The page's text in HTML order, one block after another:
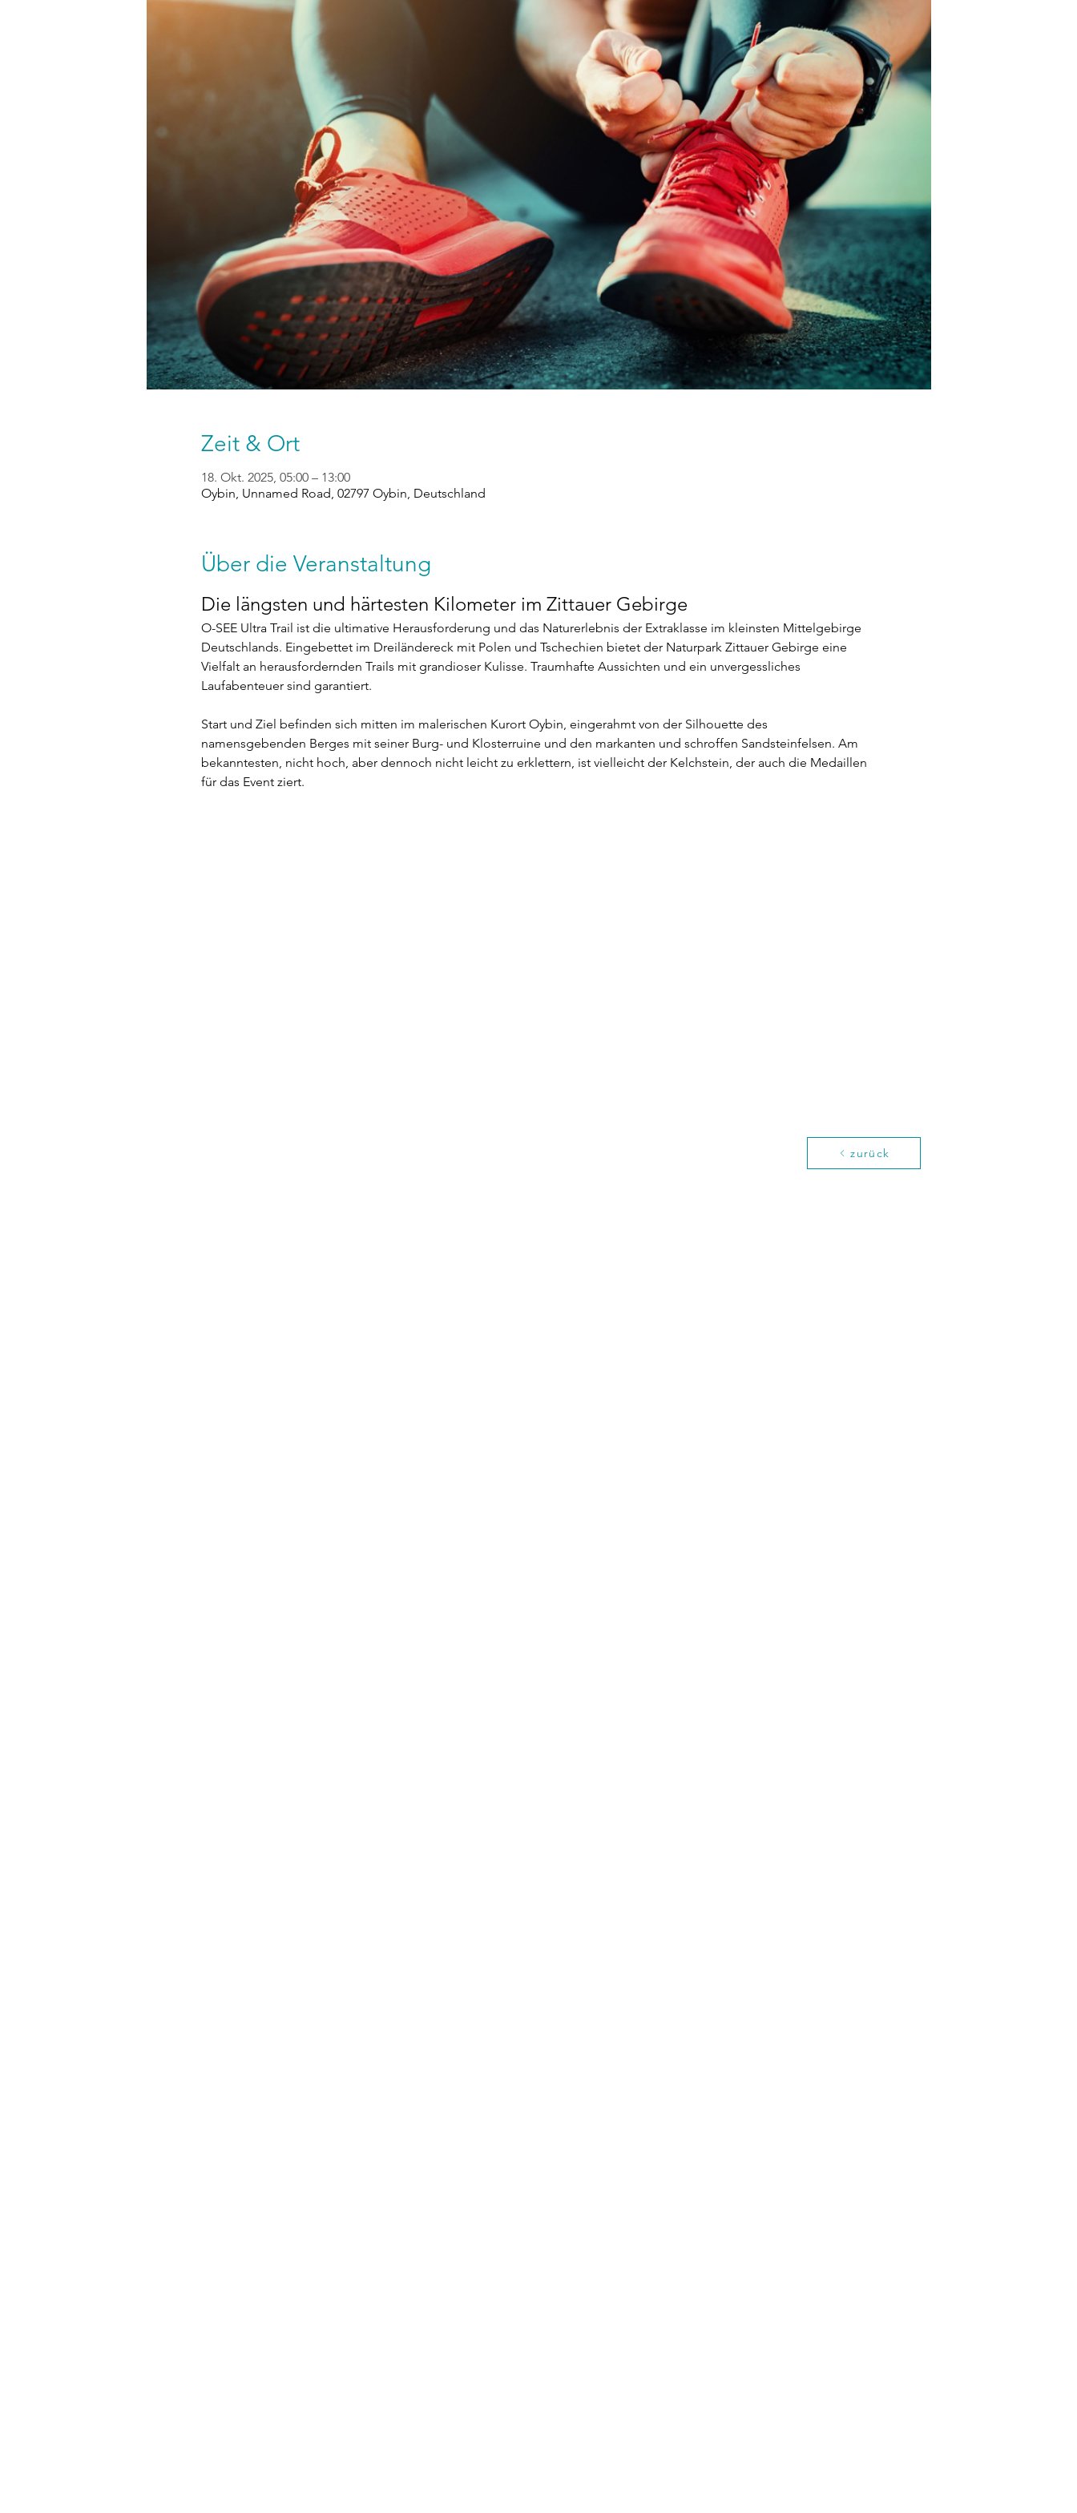
Zeit & Ort
18. Okt. 2025, 05:00 – 13:00
Oybin, Unnamed Road, 02797 Oybin, Deutschland
Über die Veranstaltung
Die längsten und härtesten Kilometer im Zittauer Gebirge
O-SEE Ultra Trail ist die ultimative Herausforderung und das Naturerlebnis der Extraklasse im kleinsten Mittelgebirge
Deutschlands. Eingebettet im Dreiländereck mit Polen und Tschechien bietet der Naturpark Zittauer Gebirge eine
Vielfalt an herausfordernden Trails mit grandioser Kulisse. Traumhafte Aussichten und ein unvergessliches
Laufabenteuer sind garantiert.
Start und Ziel befinden sich mitten im malerischen Kurort Oybin, eingerahmt von der Silhouette des
namensgebenden Berges mit seiner Burg- und Klosterruine und den markanten und schroffen Sandsteinfelsen. Am
bekanntesten, nicht hoch, aber dennoch nicht leicht zu erklettern, ist vielleicht der Kelchstein, der auch die Medaillen
für das Event ziert.
zurück